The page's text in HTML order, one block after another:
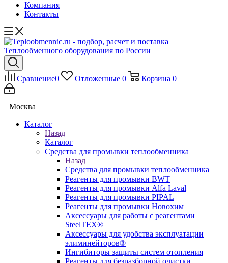
Компания
Контакты
Сравнение0 Отложенные 0 Корзина 0
Москва
Каталог
Назад
Каталог
Средства для промывки теплообменника
Назад
Средства для промывки теплообменника
Реагенты для промывки BWT
Реагенты для промывки Alfa Laval
Реагенты для промывки PIPAL
Реагенты для промывки Новохим
Аксессуары для работы с реагентами
SteelTEX®
Аксессуары для удобства эксплуатации
элиминейторов®
Ингибиторы защиты систем отопления
Реагенты для безразборной очистки